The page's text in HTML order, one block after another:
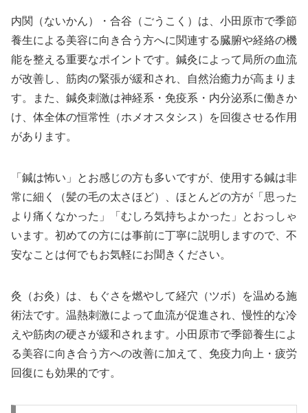
内関（ないかん）・合谷（ごうこく）は、小田原市で季節
養生による美容に向き合う方へに関連する臓腑や経絡の機
能を整える重要なポイントです。鍼灸によって局所の血流
が改善し、筋肉の緊張が緩和され、自然治癒力が高まりま
す。また、鍼灸刺激は神経系・免疫系・内分泌系に働きか
け、体全体の恒常性（ホメオスタシス）を回復させる作用
があります。
「鍼は怖い」とお感じの方も多いですが、使用する鍼は非
常に細く（髪の毛の太さほど）、ほとんどの方が「思った
より痛くなかった」「むしろ気持ちよかった」とおっしゃ
います。初めての方には事前に丁寧に説明しますので、不
安なことは何でもお気軽にお聞きください。
灸（お灸）は、もぐさを燃やして経穴（ツボ）を温める施
術法です。温熱刺激によって血流が促進され、慢性的な冷
えや筋肉の硬さが緩和されます。小田原市で季節養生によ
る美容に向き合う方への改善に加えて、免疫力向上・疲労
回復にも効果的です。